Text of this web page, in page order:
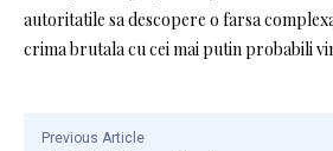
autoritatile sa descopere o farsa
crima brutala cu cei mai putin probabili
Previous Article